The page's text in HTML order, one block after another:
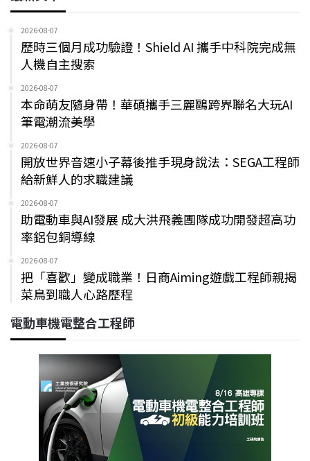
2026-08-07
歷時三個月成功驗證！Shield AI 攜手中科院完成無
人機自主搜索
2026-08-07
本命萌友隨身帶！華碩攜手三麗鷗跨界聯名大玩AI
筆電潮流美學
2026-08-07
開放世界音速小子幕後推手現身說法：SEGA工程師
給新鮮人的求職建議
2026-08-07
助電動車與AI發展 成大洪飛義團隊成功開發超高功
率鋁包銅導線
2026-08-07
把「喜歡」變成職業！日商Aiming遊戲工程師親揭
菜鳥到職人心路歷程
電動車機電整合工程師